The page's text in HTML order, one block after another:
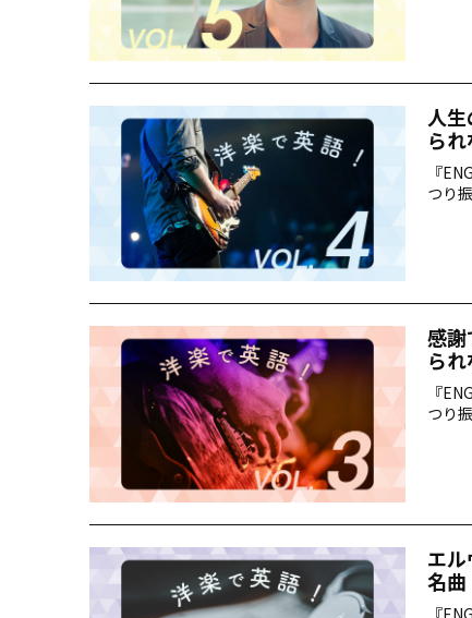
人
ら
『
つり
感
ら
『
つり
エ
名曲